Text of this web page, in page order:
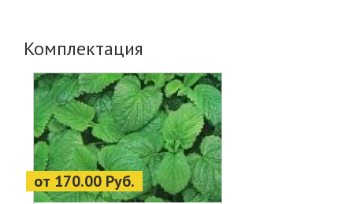
Комплектация
от 170.00 Руб.